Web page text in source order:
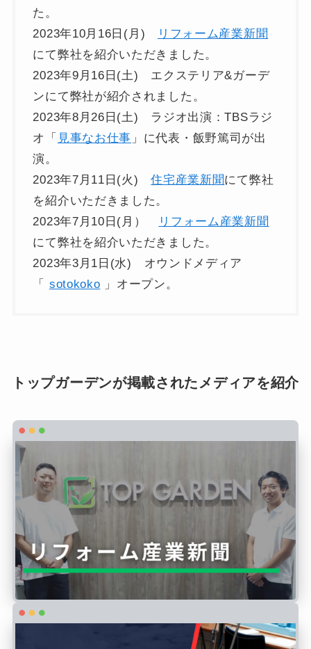
た。
2023年10月16日(月)
リフォーム産業新聞
にて弊社を紹介いただきました。
2023年9月16日(土) エクステリア&ガーデ
ンにて弊社が紹介されました。
2023年8月26日(土) ラジオ出演：TBSラジ
オ「 見事なお仕事 」に代表・飯野篤司が出
演。
2023年7月11日(火)住宅産業新聞にて弊社
を紹介いただきました。
2023年7月10日(月）
リフォーム産業新聞
にて弊社を紹介いただきました。
2023年3月1日(水) オウンドメディア
「 sotokoko 」オープン。
トップガーデンが掲載されたメディアを紹介